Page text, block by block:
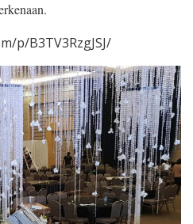
p/B3TV3RzgJSJ/